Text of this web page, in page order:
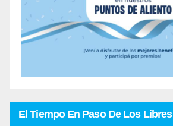
El Tiempo En Paso De Los Libres